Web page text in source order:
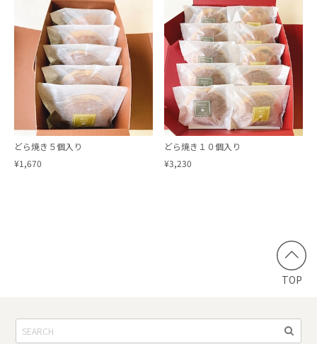
どら焼き５個入り
¥1,670
どら焼き１０個入り
¥3,230
TOP